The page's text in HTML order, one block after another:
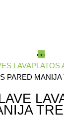
LAVAPLATOS
PARED